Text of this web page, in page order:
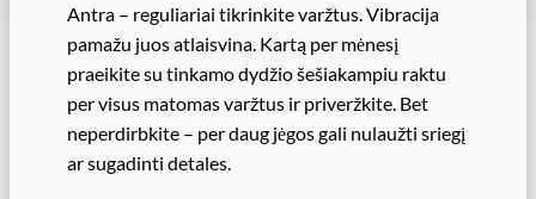
Antra – reguliariai tikrinkite varžtus. Vibracija
pamažu juos atlaisvina. Kartą per mėnesį
praeikite su tinkamo dydžio šešiakampiu raktu
per visus matomas varžtus ir priveržkite. Bet
neperdirbkite – per daug jėgos gali nulaužti sriegį
ar sugadinti detales.